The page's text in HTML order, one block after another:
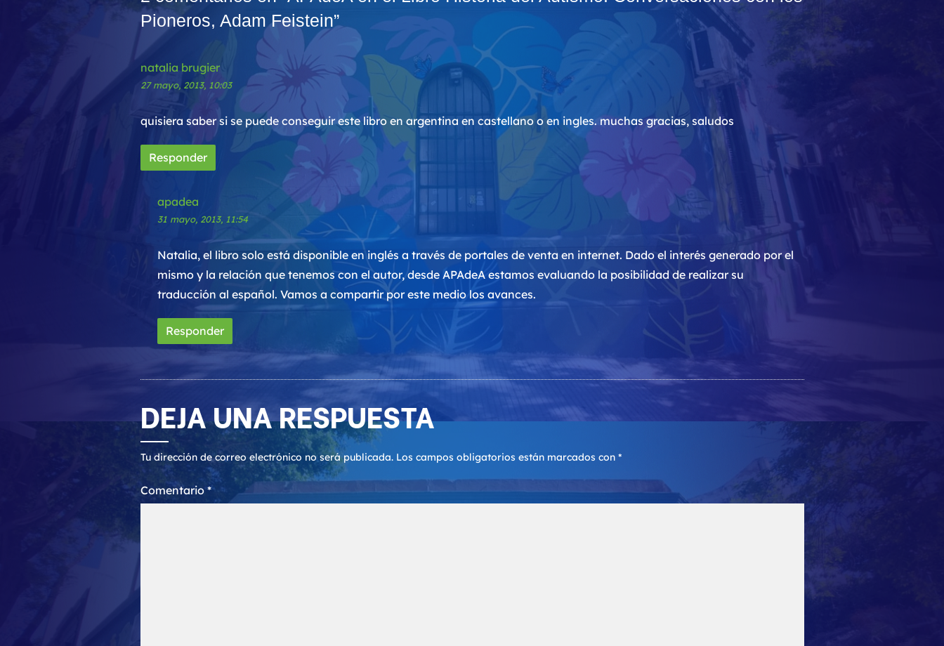
Pioneros, Adam Feistein”
natalia brugier
27 mayo, 2013, 10:03
quisiera saber si se puede conseguir este libro en argentina en castellano o en ingles. muchas gracias, saludos
Responder
apadea
31 mayo, 2013, 11:54
Natalia, el libro solo está disponible en inglés a través de portales de venta en internet. Dado el interés generado por el
mismo y la relación que tenemos con el autor, desde APAdeA estamos evaluando la posibilidad de realizar su
traducción al español. Vamos a compartir por este medio los avances.
Responder
DEJA UNA RESPUESTA
Tu dirección de correo electrónico no será publicada. Los campos obligatorios están marcados con *
Comentario*